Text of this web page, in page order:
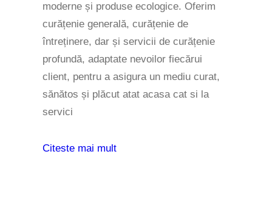
moderne și produse ecologice. Oferim
curățenie generală, curățenie de
întreținere, dar și servicii de curățenie
profundă, adaptate nevoilor fiecărui
client, pentru a asigura un mediu curat,
sănătos și plăcut atat acasa cat si la
servici
Citeste mai mult